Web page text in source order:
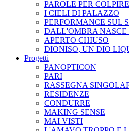
PAROLE PER COLPIRE
I CIELI DI PALAZZO
PERFORMANCE SUL
DALL'OMBRA NASCE
APERTO CHIUSO
DIONISO, UN DIO
Progetti
PANOPTICON
PARI
RASSEGNA
RESIDENZE
CONDURRE
MAKING SENSE
MAI VISTI